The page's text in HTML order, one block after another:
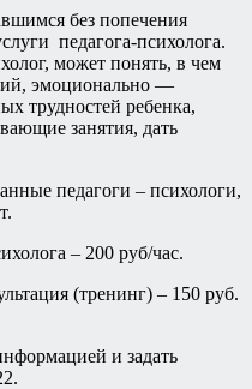
без попечения
педагога-психолога.
может понять, в чем
эмоционально —
трудностей ребенка,
занятия, дать
педагоги – психологи,
– 200 руб/час.
(тренинг) – 150 руб.
и задать